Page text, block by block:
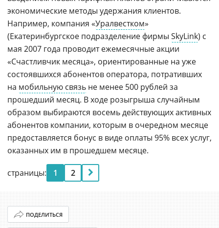
экономические методы удержания клиентов.
Например, компания «Уралвестком»
(Екатеринбургское подразделение фирмы SkyLink) с
мая 2007 года проводит ежемесячные акции
«Счастливчик месяца», ориентированные на уже
состоявшихся абонентов оператора, потративших
на мобильную связь не менее 500 рублей за
прошедший месяц. В ходе розыгрыша случайным
образом выбираются восемь действующих активных
абонентов компании, которым в очередном месяце
предоставляется бонус в виде оплаты 95% всех услуг,
оказанных им в прошедшем месяце.
страницы: 1 2
ПОДЕЛИТЬСЯ